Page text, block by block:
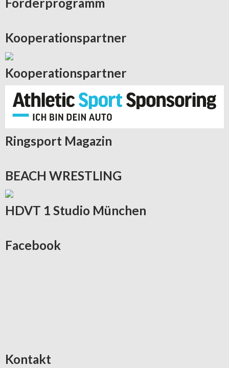
Förderprogramm
Kooperationspartner
Kooperationspartner
Ringsport Magazin
BEACH WRESTLING
HDVT 1 Studio München
Facebook
Kontakt